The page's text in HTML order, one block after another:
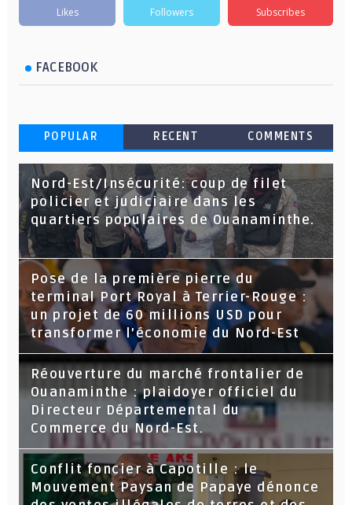
Likes Followers Subscribes
FACEBOOK
POPULAR RECENT COMMENTS
Nord-Est/Insécurité: coup de filet
policier et judiciaire dans les
quartiers populaires de Ouanaminthe.
Pose de la première pierre du
terminal Port Royal à Terrier-Rouge :
un projet de 60 millions USD pour
transformer l’économie du Nord-Est
Réouverture du marché frontalier de
Ouanaminthe : plaidoyer officiel du
Directeur Départemental du
Commerce du Nord-Est.
Conflit foncier à Capotille : le
Mouvement Paysan de Papaye dénonce